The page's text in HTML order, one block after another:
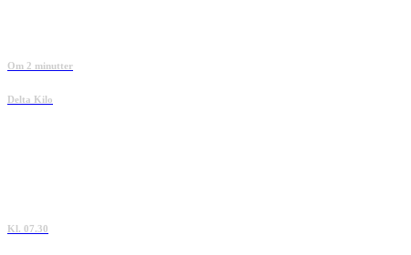
Om 2 minutter
Delta Kilo
Kl. 07.30